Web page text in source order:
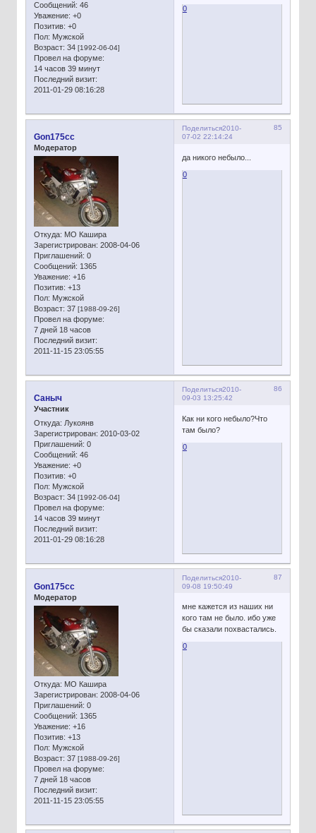
Сообщений: 46
Уважение: +0
Позитив: +0
Пол: Мужской
Возраст: 34 [1992-06-04]
Провел на форуме:
14 часов 39 минут
Последний визит:
2011-01-29 08:16:28
0
Поделиться 85
2010-
07-02 22:14:24
Gon175cc
Модератор
Откуда: МО Кашира
Зарегистрирован: 2008-04-06
Приглашений: 0
Сообщений: 1365
Уважение: +16
Позитив: +13
Пол: Мужской
Возраст: 37 [1988-09-26]
Провел на форуме:
7 дней 18 часов
Последний визит:
2011-11-15 23:05:55
да никого небыло...
0
Поделиться 86
2010-
09-03 13:25:42
Сaныч
Участник
Откуда: Лукоянв
Зарегистрирован: 2010-03-02
Приглашений: 0
Сообщений: 46
Уважение: +0
Позитив: +0
Пол: Мужской
Возраст: 34 [1992-06-04]
Провел на форуме:
14 часов 39 минут
Последний визит:
2011-01-29 08:16:28
Как ни кого небыло?Что
там было?
0
Поделиться 87
2010-
09-08 19:50:49
Gon175cc
Модератор
Откуда: МО Кашира
Зарегистрирован: 2008-04-06
Приглашений: 0
Сообщений: 1365
Уважение: +16
Позитив: +13
Пол: Мужской
Возраст: 37 [1988-09-26]
Провел на форуме:
7 дней 18 часов
Последний визит:
2011-11-15 23:05:55
мне кажется из наших ни
кого там не было. ибо уже
бы сказали похвастались.
0